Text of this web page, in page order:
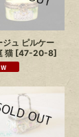
ジュ ピルケー
猫 [47-20-8]